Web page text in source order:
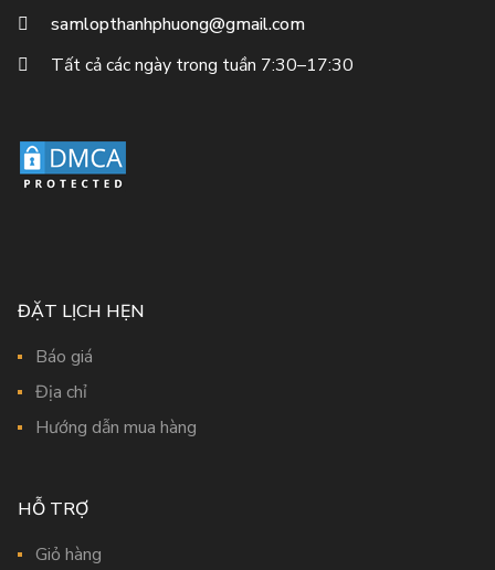
samlopthanhphuong@gmail.com
Tất cả các ngày trong tuần 7:30–17:30
ĐẶT LỊCH HẸN
Báo giá
Địa chỉ
Hướng dẫn mua hàng
HỖ TRỢ
Giỏ hàng